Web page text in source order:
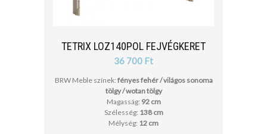
TETRIX LOZ140POL FEJVÉGKERET
36 700 Ft
BRW Meble színek: fényes fehér / világos sonoma
tölgy / wotan tölgy
Magasság: 92 cm
Szélesség: 138 cm
Mélység: 12 cm